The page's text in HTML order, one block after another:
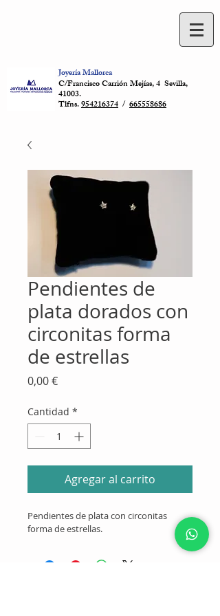
Joyería Mallorca
C/Francisco Carrión Mejías, 4 Sevilla,
41003.
Tlfns.954216374 / 665558686
Pendientes de
plata dorados con
circonitas forma
de estrellas
0,00 €Precio
Cantidad *
Agregar al carrito
Pendientes de plata con circonitas
forma de estrellas.